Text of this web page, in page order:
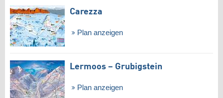
Carezza
Plan anzeigen
Lermoos – Grubigstein
Plan anzeigen